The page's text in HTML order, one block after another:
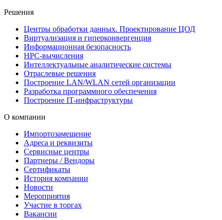
Решения
Центры обработки данных. Проектирование ЦОД
Виртуализация и гиперконвергенция
Информационная безопасность
HPC-вычисления
Интеллектуальные аналитические системы
Отраслевые решения
Построение LAN/WLAN сетей организации
Разработка программного обеспечения
Построение IT-инфраструктуры
О компании
Импортозамещение
Адреса и реквизиты
Сервисные центры
Партнеры / Вендоры
Сертификаты
История компании
Новости
Мероприятия
Участие в торгах
Вакансии